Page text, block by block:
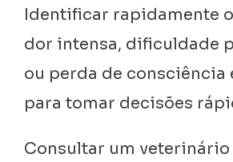
Identificar rapidamente
dor intensa, dificuldade
ou perda de consciência
para tomar decisões
Consultar um veterinário